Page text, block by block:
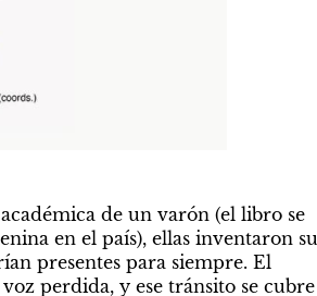
de un varón (el libro se
en el país), ellas inventaron su
presentes para siempre. El
perdida, y ese tránsito se cubre